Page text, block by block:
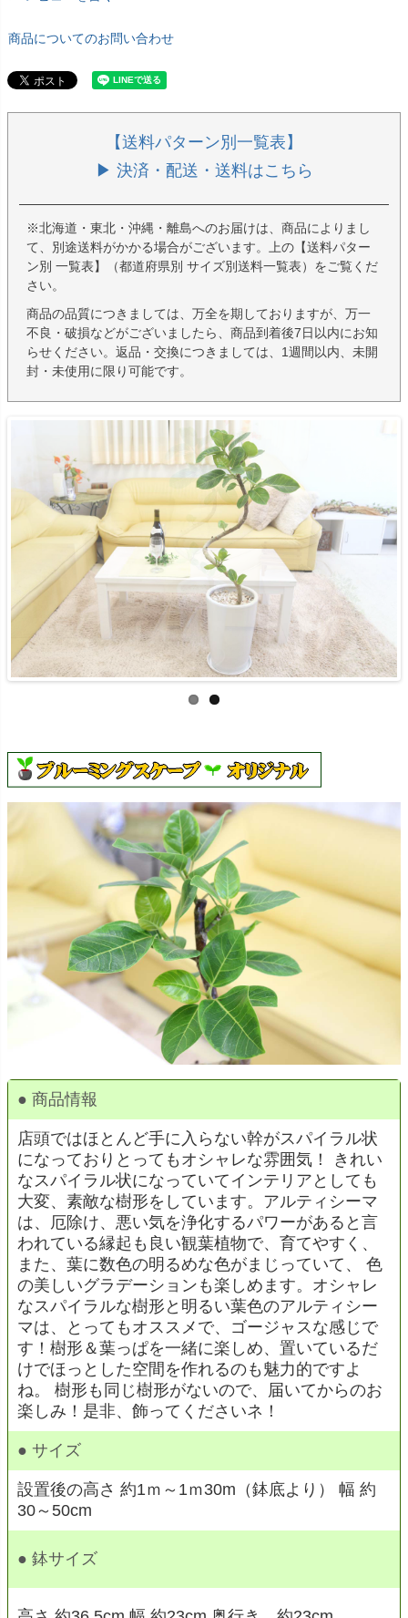
商品についてのお問い合わせ
【送料パターン別一覧表】
▶ 決済・配送・送料はこちら
※北海道・東北・沖縄・離島へのお届けは、商品によりまし
て、別途送料がかかる場合がございます。上の【送料パター
ン別 一覧表】（都道府県別 サイズ別送料一覧表）をご覧くだ
さい。
商品の品質につきましては、万全を期しておりますが、万一
不良・破損などがございましたら、商品到着後7日以内にお知
らせください。返品・交換につきましては、1週間以内、未開
封・未使用に限り可能です。
● 商品情報
店頭ではほとんど手に入らない幹がスパイラル状
になっておりとってもオシャレな雰囲気！ きれい
なスパイラル状になっていてインテリアとしても
大変、素敵な樹形をしています。アルティシーマ
は、厄除け、悪い気を浄化するパワーがあると言
われている縁起も良い観葉植物で、育てやすく、
また、葉に数色の明るめな色がまじっていて、 色
の美しいグラデーションも楽しめます。オシャレ
なスパイラルな樹形と明るい葉色のアルティシー
マは、とってもオススメで、ゴージャスな感じで
す！樹形＆葉っぱを一緒に楽しめ、置いているだ
けでほっとした空間を作れるのも魅力的ですよ
ね。 樹形も同じ樹形がないので、届いてからのお
楽しみ！是非、飾ってくださいネ！
● サイズ
設置後の高さ 約1ｍ～1ｍ30m（鉢底より） 幅 約
30～50cm
● 鉢サイズ